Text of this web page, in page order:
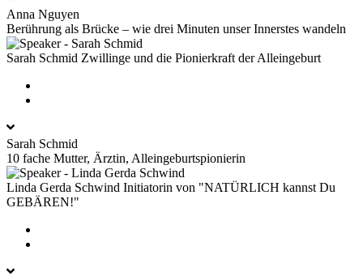
Anna Nguyen
Berührung als Brücke – wie drei Minuten unser Innerstes wandeln
Sarah Schmid Zwillinge und die Pionierkraft der Alleingeburt
Sarah Schmid
10 fache Mutter, Ärztin, Alleingeburtspionierin
Linda Gerda Schwind Initiatorin von "NATÜRLICH kannst Du
GEBÄREN!"